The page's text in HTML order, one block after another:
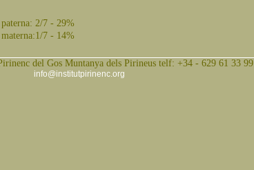
2/7 - 29%
7 - 14%
del Gos Muntanya dels Pirineus telf: +34 - 629 61 33 99
info@institutpirinenc.org